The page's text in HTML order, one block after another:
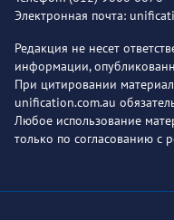
Электронная почта:
Редакция не несет
информации,
При цитировании
unification.com.au
Любое использование
только по согласованию с